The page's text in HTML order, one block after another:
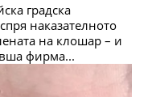
градска
наказателното
на клошар – и
фирма...